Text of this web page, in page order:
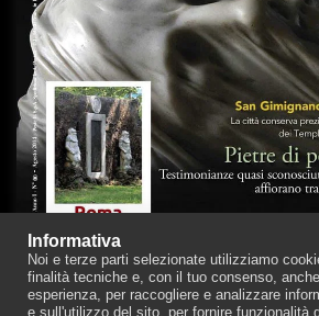
Informativa
Noi e terze parti selezionate utilizziamo
finalità tecniche e, con il tuo consenso,
esperienza, per raccogliere e analizzare
e sull'utilizzo del sito, per fornire funzionalità
ITALIA MISTERIOSA